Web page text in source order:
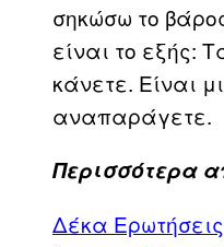
σηκώσω το
είναι το εξής:
κάνετε. Είναι
αναπαράγετε.
Περισσότερα
Δέκα